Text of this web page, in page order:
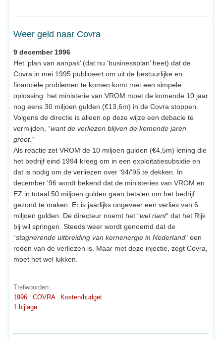
Weer geld naar Covra
9 december 1996
Het ‘plan van aanpak’ (dat nu ‘businessplan’ heet) dat de
Covra in mei 1995 publiceert om uit de bestuurlijke en
financiële problemen te komen komt met een simpele
oplossing: het ministerie van VROM moet de komende 10 jaar
nog eens 30 miljoen gulden (€13,6m) in de Covra stoppen.
Volgens de directie is alleen op deze wijze een debacle te
vermijden, “want de verliezen blijven de komende jaren
groot.“
Als reactie zet VROM de 10 miljoen gulden (€4,5m) lening die
het bedrijf eind 1994 kreeg om in een exploitatiesubsidie en
dat is nodig om de verliezen over '94/'95 te dekken. In
december '96 wordt bekend dat de ministeries van VROM en
EZ in totaal 50 miljoen gulden gaan betalen om het bedrijf
gezond te maken. Er is jaarlijks ongeveer een verlies van 6
miljoen gulden. De directeur noemt het “wel riant“ dat het Rijk
bij wil springen. Steeds weer wordt genoemd dat de
“stagnerende uitbreiding van kernenergie in Nederland" een
reden van de verliezen is. Maar met deze injectie, zegt Covra,
moet het wel lukken.
Trefwoorden:
1996
COVRA
Kosten/budget
1 bijlage